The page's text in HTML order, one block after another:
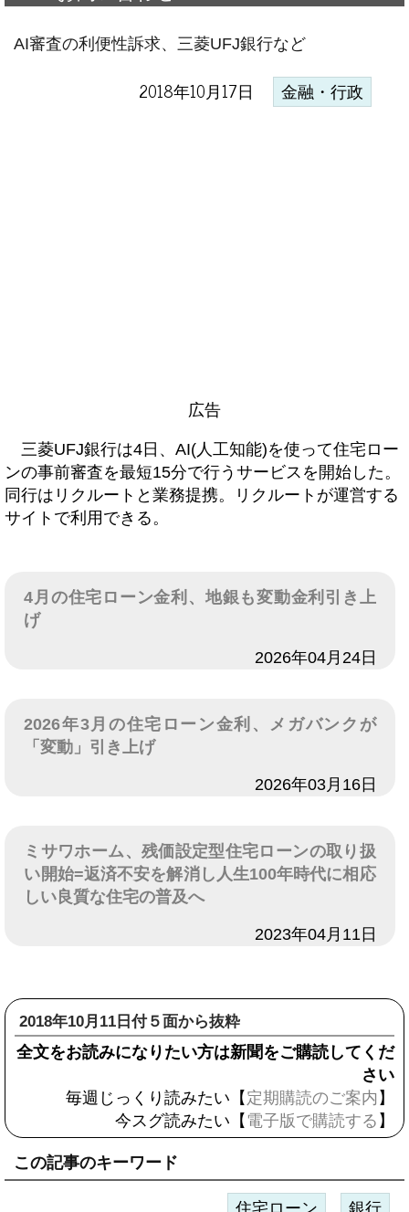
AI審査の利便性訴求、三菱UFJ銀行など
2018年10月17日 金融・行政
広告
三菱UFJ銀行は4日、AI(人工知能)を使って住宅ロー
ンの事前審査を最短15分で行うサービスを開始した。
同行はリクルートと業務提携。リクルートが運営する
サイトで利用できる。
4月の住宅ローン金利、地銀も変動金利引き上
げ
2026年04月24日
2026年3月の住宅ローン金利、メガバンクが
「変動」引き上げ
2026年03月16日
ミサワホーム、残価設定型住宅ローンの取り扱
い開始=返済不安を解消し人生100年時代に相応
しい良質な住宅の普及へ
2023年04月11日
2018年10月11日付５面から抜粋
全文をお読みになりたい方は新聞をご購読してくだ
さい
毎週じっくり読みたい【 定期購読のご案内 】
今スグ読みたい【 電子版で購読する 】
この記事のキーワード
住宅ローン 銀行